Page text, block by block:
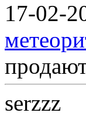
17-02-
serzzz